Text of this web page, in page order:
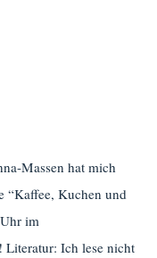
Massen hat mich
“Kaffee, Kuchen und
im
Literatur: Ich lese nicht